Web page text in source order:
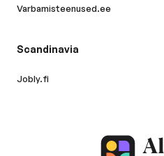
Varbamisteenused.ee
Scandinavia
Jobly.fi